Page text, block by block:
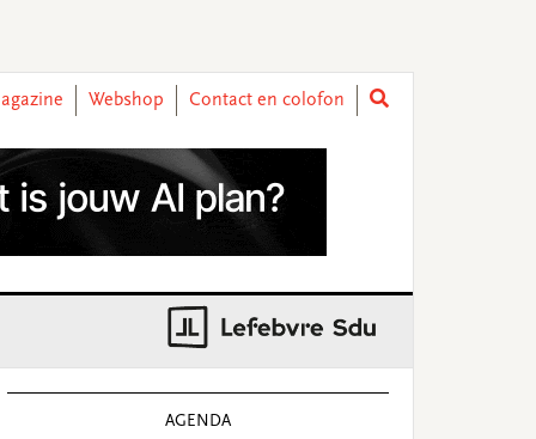
Webshop Contact en colofon
AGENDA